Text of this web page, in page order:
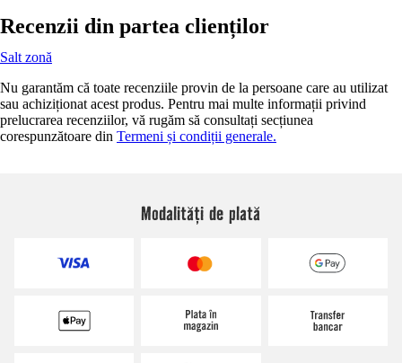
Recenzii din partea clienților
Salt zonă
Nu garantăm că toate recenziile provin de la persoane care au utilizat
sau achiziționat acest produs. Pentru mai multe informații privind
prelucrarea recenziilor, vă rugăm să consultați secțiunea
corespunzătoare din Termeni și condiții generale.
Modalități de plată